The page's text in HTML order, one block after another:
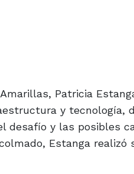
Patricia
y tecnología,
desafío y las posibles
Estanga realizó